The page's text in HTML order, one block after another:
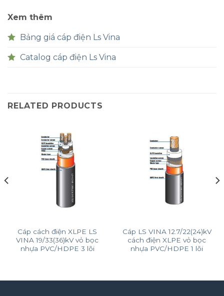
Xem thêm
Bảng giá cáp điện Ls Vina
Catalog cáp điện Ls Vina
RELATED PRODUCTS
Cáp cách điện XLPE LS
VINA 19/33(36)kV vỏ bọc
nhựa PVC/HDPE 3 lõi
Cáp LS VINA 12.7/22(24)kV
cách điện XLPE vỏ bọc
nhựa PVC/HDPE 1 lõi